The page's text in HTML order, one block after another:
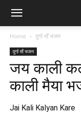
Bhajan
Lyrics
Home दुर्गा माँ भजन
दुर्गा माँ भजन
जय काली
काली मैया
Jai Kali Kalyan Kare